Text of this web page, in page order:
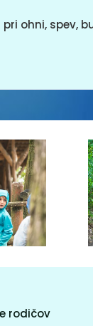
ohni, spev,
rodičov